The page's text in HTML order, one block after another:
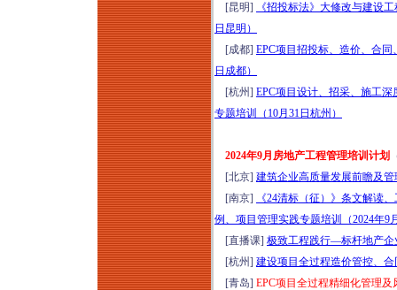
[昆明]
《招投标法》大修改与建设
日昆明）
[成都] EPC项目招投标、造价、合
日成都）
[杭州] EPC项目设计、招采、施工
专题培训（10月31日杭州）
2024年9月房地产工程管理培训计划
[北京] 建筑企业高质量发展前瞻及
[南京]
《24清标（征）》条文解读
例、项目管理实践专题培训（2024年9
[直播课] 极致工程践行—标杆地产企
[杭州] 建设项目全过程造价管控、
[青岛] EPC项目全过程精细化管理